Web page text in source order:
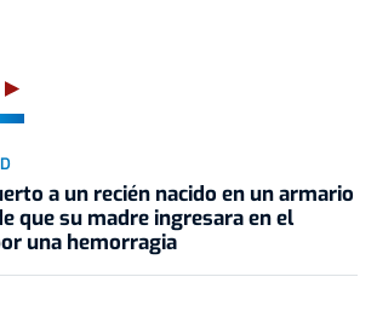
a un recién nacido en un armario
que su madre ingresara en el
una hemorragia